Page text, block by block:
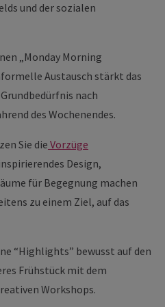
und der sozialen
„Monday Morning
Austausch stärkt das
nach
des Wochenendes.
Sie die Vorzüge
Design,
für Begegnung machen
zu einem Ziel, auf das
“Highlights” bewusst auf den
Frühstück mit dem
Workshops.